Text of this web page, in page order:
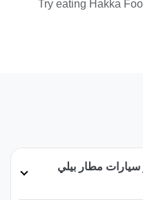
Try eating Hakka
سيارات مطار بيلي